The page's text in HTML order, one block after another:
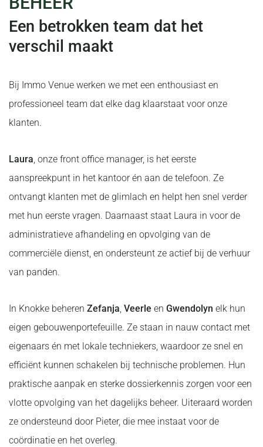
Een betrokken team dat het
verschil maakt
Bij Immo Venue werken we met een enthousiast en
professioneel team dat elke dag klaarstaat voor onze
klanten.
Laura, onze front office manager, is het eerste
aanspreekpunt in het kantoor én aan de telefoon. Ze
ontvangt klanten met de glimlach en helpt hen snel verder
met hun eerste vragen. Daarnaast staat Laura in voor de
administratieve afhandeling en opvolging van de
commerciële dienst, en ondersteunt ze actief bij de verhuur
van panden.
In Knokke beheren Zefanja, Veerle en Gwendolyn elk hun
eigen gebouwenportefeuille. Ze staan in nauw contact met
eigenaars én met lokale techniekers, waardoor ze snel en
efficiënt kunnen schakelen bij technische problemen. Hun
praktische aanpak en sterke dossierkennis zorgen voor een
vlotte opvolging van het dagelijks beheer. Uiteraard worden
ze ondersteund door Pieter, die mee instaat voor de
coördinatie en het overleg.